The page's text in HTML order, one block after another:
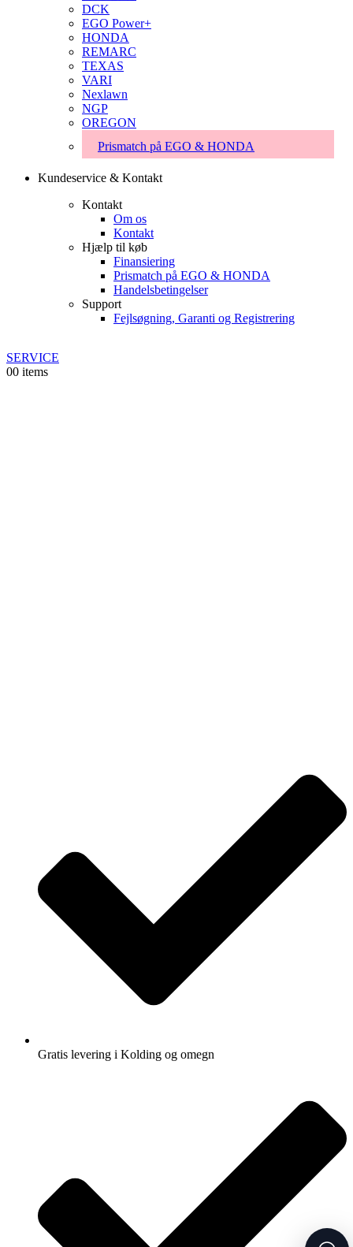
DCK
EGO Power+
HONDA
REMARC
TEXAS
VARI
Nexlawn
NGP
OREGON
Prismatch på EGO & HONDA
Kundeservice & Kontakt
Kontakt
Om os
Kontakt
Hjælp til køb
Finansiering
Prismatch på EGO & HONDA
Handelsbetingelser
Support
Fejlsøgning, Garanti og Registrering
SERVICE
00 items
Gratis levering i Kolding og omegn